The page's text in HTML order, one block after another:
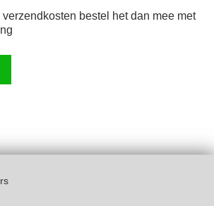
bestel het dan mee met